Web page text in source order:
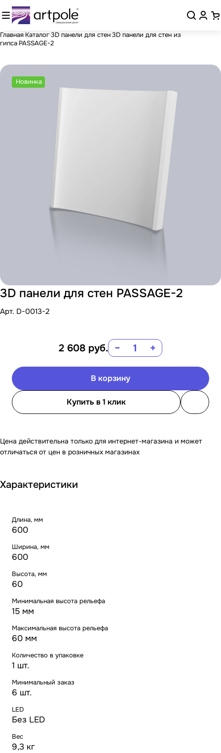
Главная Каталог3D панели для стен3D панели для стен из
гипса PASSAGE-2
Новинка
3D панели для стен PASSAGE-2
Арт. D-0013-2
2 608 руб. − +
В корзину
Купить в 1 клик
Цена действительна только для интернет-магазина и может
отличаться от цен в розничных магазинах
Характеристики
Длина, мм
600
Ширина, мм
600
Высота, мм
60
Минимальная высота рельефа
15 мм
Максимальная высота рельефа
60 мм
Количество в упаковке
1 шт.
Минимальный заказ
6 шт.
LED
Без LED
Вес
9,3 кг